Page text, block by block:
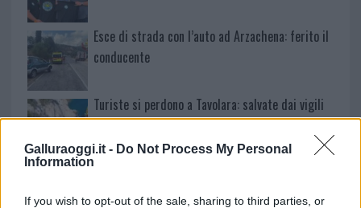
Galluraoggi.it - Do Not Process My Personal
Information
If you wish to opt-out of the sale, sharing to third parties, or
Esce di strada con l’auto ad Arzachena: ferito il
conducente
Turiste si perdono a Tavolara: salvate dai vigili
del fuoco
Meteo Olbia 6 agosto, migliora il tempo in
Gallura